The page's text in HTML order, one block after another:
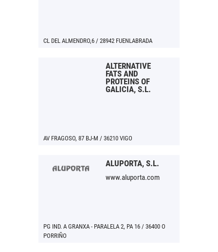
CL DEL ALMENDRO,6 / 28942 FUENLABRADA
ALTERNATIVE
FATS AND
PROTEINS OF
GALICIA, S.L.
AV FRAGOSO, 87 BJ-M / 36210 VIGO
ALUPORTA, S.L.
www.aluporta.com
PG IND. A GRANXA - PARALELA 2, PA 16 / 36400 O
PORRIÑO